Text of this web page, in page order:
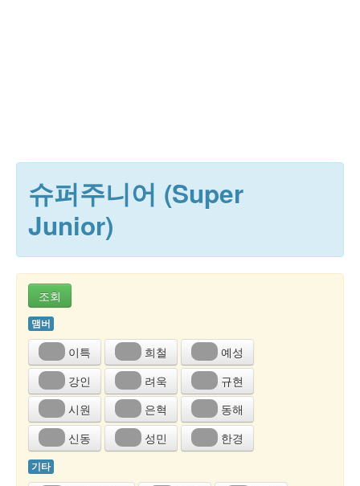
슈퍼주니어 (Super
Junior)
조회
맴버
이특 희철
예성
강인
려욱
규현
시원
은혁
동해
신동
성민 한경
기타